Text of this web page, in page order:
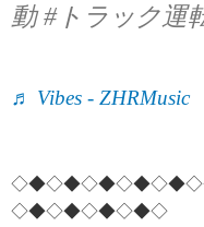
動 #トラック運
♬ Vibes - ZHRMusic
◇◆◇◆◇◆◇◆◇